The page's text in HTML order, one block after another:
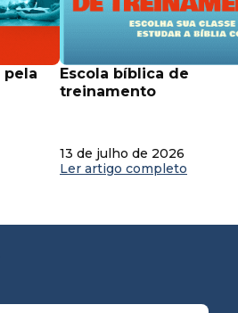
escola bíblica de
treinamento
13 de julho de 2026
Ler artigo completo